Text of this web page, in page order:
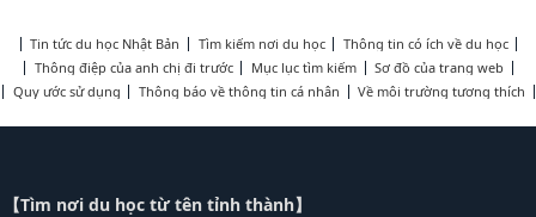
Tin tức du học Nhật Bản Tìm kiếm nơi du học
Thông tin có ích về du học
Thông điệp của anh chị đi trước
Mục lục tìm kiếm
Sơ đồ của trang web
Quy ước sử dụng
Thông báo về thông tin cá nhân Về môi trường tương thích
【Tìm nơi du học từ tên tỉnh thành】